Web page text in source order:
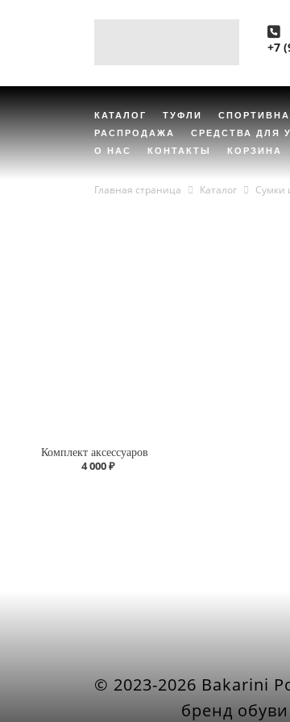
+7
КАТАЛОГ ТУФЛИ
РАСПРОДАЖА
СРЕДСТВА ДЛЯ
О НАС
КОНТАКТЫ КОРЗИНА
Главная страница Каталог Сумки
Комплект аксессуаров
4 000 ₽
© 2023-2026 Bakarini
бренд обуви